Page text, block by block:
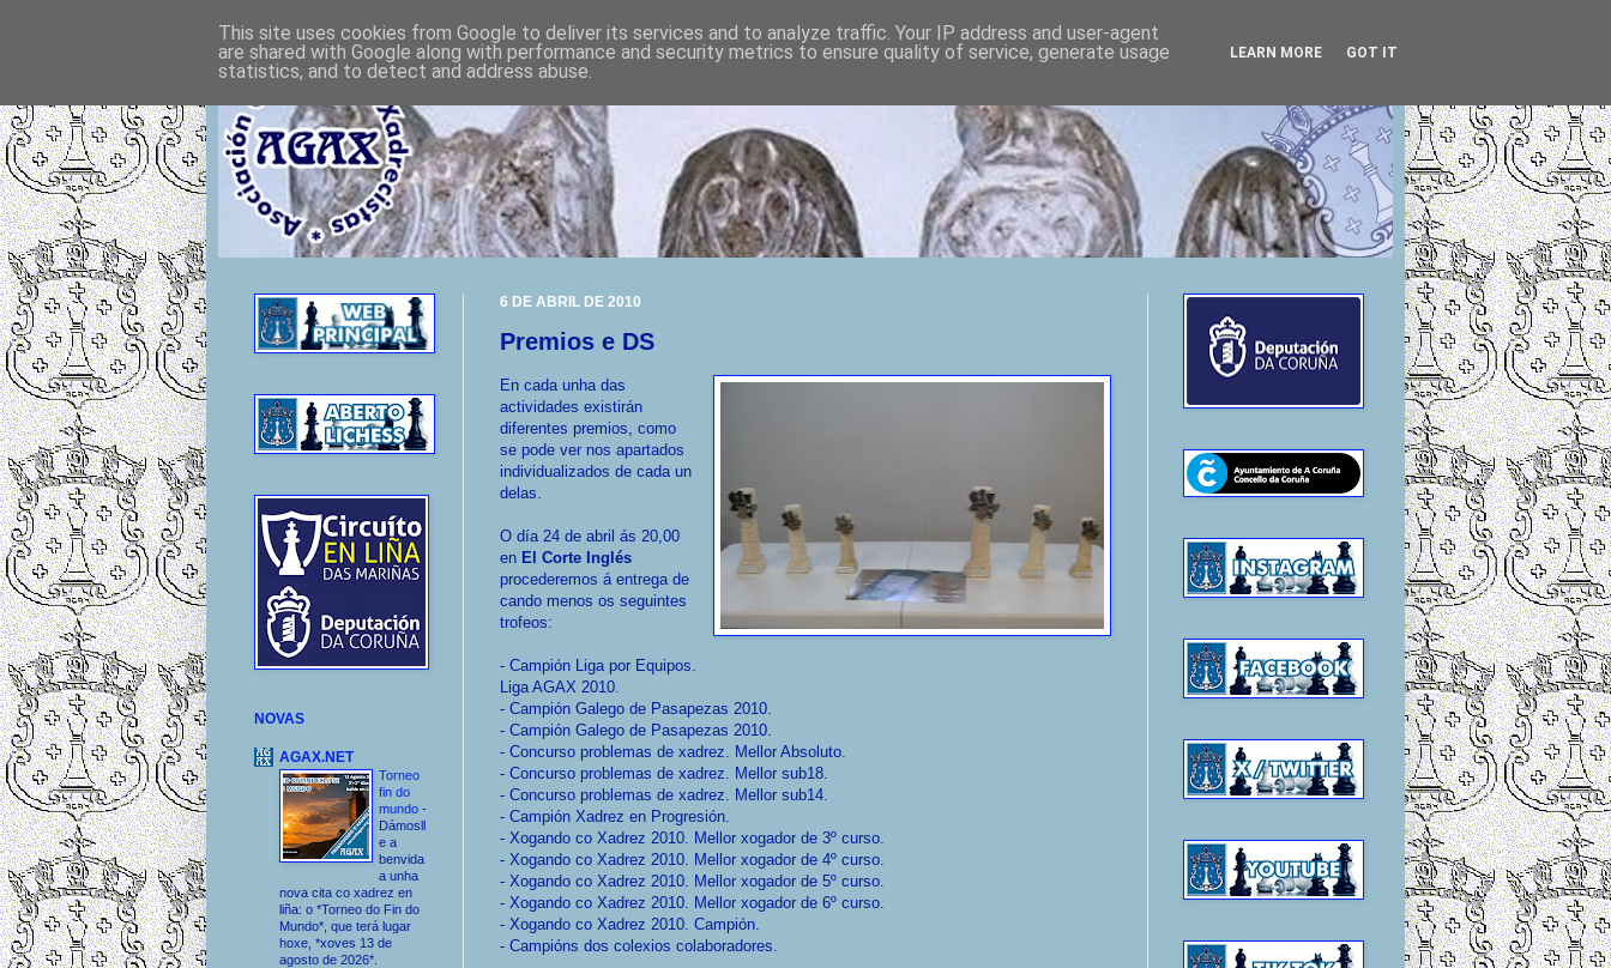
6 DE ABRIL DE 2010
Premios e DS
En cada unha das
actividades existirán
diferentes premios, como
se pode ver nos apartados
individualizados de cada un
delas.
O día 24 de abril ás 20,00
en El Corte Inglés
procederemos á entrega de
cando menos os seguintes
trofeos:
- Campión Liga por Equipos.
Liga AGAX 2010.
- Campión Galego de Pasapezas 2010.
- Campión Galego de Pasapezas 2010.
- Concurso problemas de xadrez. Mellor Absoluto.
- Concurso problemas de xadrez. Mellor sub18.
- Concurso problemas de xadrez. Mellor sub14.
- Campión Xadrez en Progresión.
- Xogando co Xadrez 2010. Mellor xogador de 3º curso.
- Xogando co Xadrez 2010. Mellor xogador de 4º curso.
- Xogando co Xadrez 2010. Mellor xogador de 5º curso.
- Xogando co Xadrez 2010. Mellor xogador de 6º curso.
- Xogando co Xadrez 2010. Campión.
- Campións dos colexios colaboradores.
NOVAS
AGAX.NET
Torneo
fin do
mundo -
Dámosll
e a
benvida
a unha
nova cita co xadrez en
liña: o *Torneo do Fin do
Mundo*, que terá lugar
hoxe, *xoves 13 de
agosto de 2026*.
This site uses cookies from Google to deliver its services and to analyze traffic. Your IP address and user-agent
are shared with Google along with performance and security metrics to ensure quality of service, generate usage
statistics, and to detect and address abuse.
LEARN MORE GOT IT